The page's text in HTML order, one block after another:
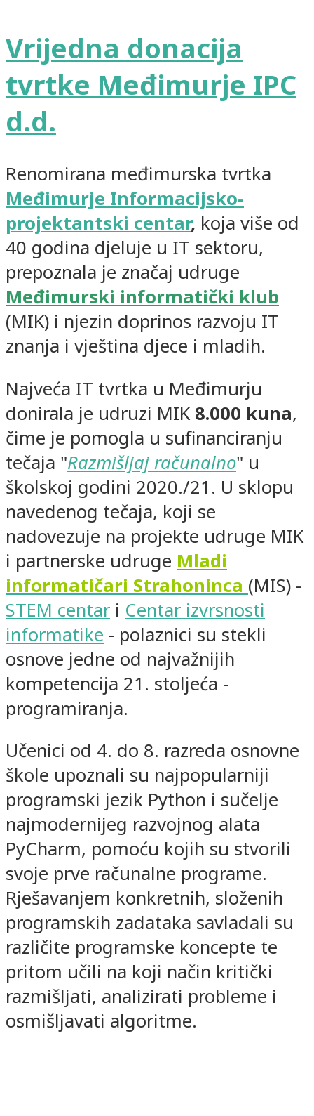
Vrijedna donacija
tvrtke Međimurje IPC
d.d.
Renomirana međimurska tvrtka
Međimurje Informacijsko-
projektantski centar, koja više od
40 godina djeluje u IT sektoru,
prepoznala je značaj udruge
Međimurski informatički klub
(MIK) i njezin doprinos razvoju IT
znanja i vještina djece i mladih.
Najveća IT tvrtka u Međimurju
donirala je udruzi MIK 8.000 kuna,
čime je pomogla u sufinanciranju
tečaja "Razmišljaj računalno" u
školskoj godini 2020./21. U sklopu
navedenog tečaja, koji se
nadovezuje na projekte udruge MIK
i partnerske udruge Mladi
informatičari Strahoninca (MIS) -
STEM centar i Centar izvrsnosti
informatike - polaznici su stekli
osnove jedne od najvažnijih
kompetencija 21. stoljeća -
programiranja.
Učenici od 4. do 8. razreda osnovne
škole upoznali su najpopularniji
programski jezik Python i sučelje
najmodernijeg razvojnog alata
PyCharm, pomoću kojih su stvorili
svoje prve računalne programe.
Rješavanjem konkretnih, složenih
programskih zadataka savladali su
različite programske koncepte te
pritom učili na koji način kritički
razmišljati, analizirati probleme i
osmišljavati algoritme.